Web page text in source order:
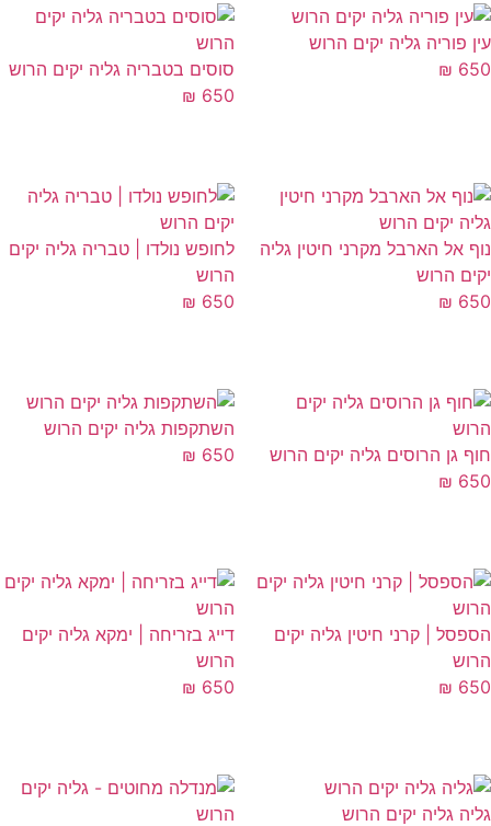
פוריה גליה יקים הרוש
₪
סוסים בטבריה גליה יקים הרוש
650
₪
אל הארבל מקרני חיטין גליה
הרוש
₪
לחופש נולדו | טבריה גליה יקים
הרוש
650
₪
גן הרוסים גליה יקים הרוש
₪
השתקפות גליה יקים הרוש
650
₪
| קרני חיטין גליה יקים
₪
דייג בזריחה | ימקא גליה יקים
הרוש
650
₪
גליה יקים הרוש